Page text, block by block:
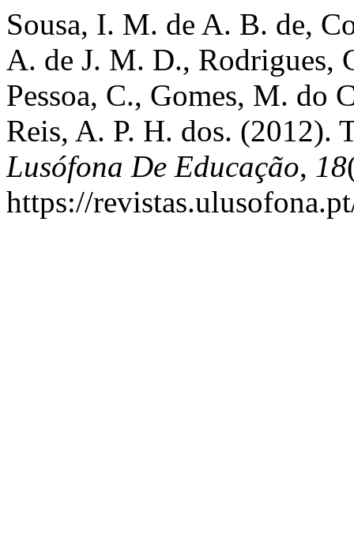
Sousa, I. M. de A. B. de,
A. de J. M. D., Rodrigues,
Pessoa, C., Gomes, M. do
Reis, A. P. H. dos. (2012).
Lusófona De Educação, 18
https://